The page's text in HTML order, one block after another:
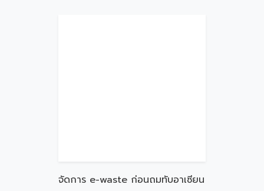
จัดการ e-waste ก่อนถมทับอาเซียน